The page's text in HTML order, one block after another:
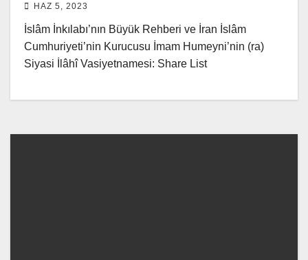
HAZ 5, 2023
İslâm İnkılabı’nın Büyük Rehberi ve İran İslâm
Cumhuriyeti’nin Kurucusu İmam Humeyni’nin (ra)
Siyasi İlâhî Vasiyetnamesi: Share List